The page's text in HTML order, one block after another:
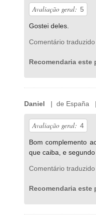
Avaliação geral: 5
Gostei deles.
Comentário
Recomendaria este
Daniel | de España |
Avaliação geral: 4
Bom complemento
que caiba, e
Comentário
Recomendaria este